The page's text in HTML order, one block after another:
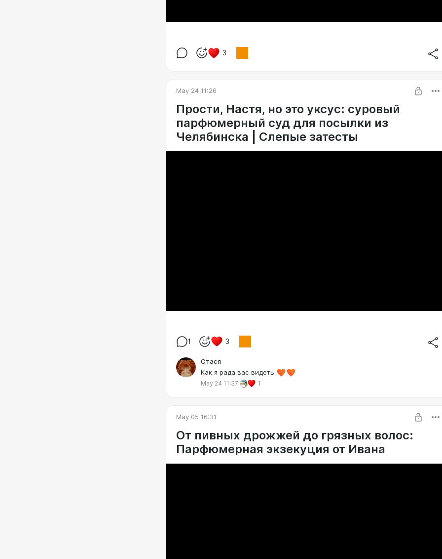
3
May 24 11:26
Прости, Настя, но это уксус: суровый
парфюмерный суд для посылки из
Челябинска | Слепые затесты
1 3
Стася
Как я рада вас видеть
May 24 11:37 1
May 05 16:31
От пивных дрожжей до грязных волос:
Парфюмерная экзекуция от Ивана